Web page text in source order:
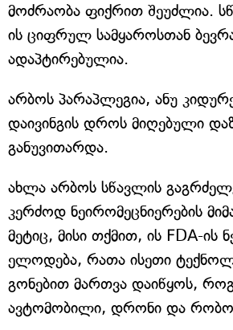
მოძრაობა ფიქრით შეუძლია.
ის ციფრულ სამყაროსთან
ადაპტირებულია.
არბოს პარაპლეგია, ანუ
დაივინგის დროს მიღებული
განუვითარდა.
ახლა არბოს სწავლის
კერძოდ ნეირომეცნიერების
მეტიც, მისი თქმით, ის FDA-ის
ელოდება, რათა ისეთი
გონებით მართვა დაიწყოს,
ავტომობილი, დრონი და